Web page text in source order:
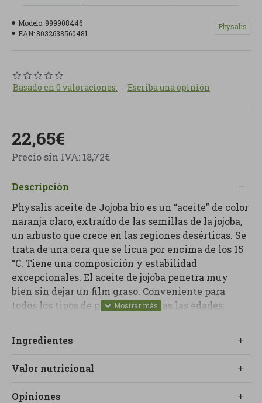
Modelo: 999908446
EAN: 8032638560481
Physalis
Basado en 0 valoraciones. - Escriba una opinión
22,65€
Precio sin IVA: 18,72€
Descripción
Physalis aceite de Jojoba bio es un “aceite” de color
naranja claro, extraído de las semillas de la jojoba,
un arbusto que crece en las regiones desérticas. Se
trata de una cera que se licua por encima de los 15
°C. Tiene una composición y estabilidad
excepcionales. El aceite de jojoba penetra muy
bien sin dejar un film graso. Conveniente para
todos los tipos de pieles y en todas las edades:
ejerciendo una acción hidratante y reguladora
Ingredientes
Valor nutricional
Opiniones